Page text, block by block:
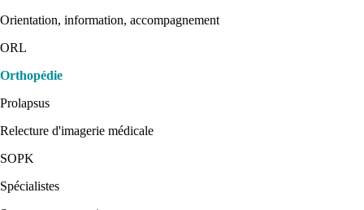
Orientation, information, accompagnement
ORL
Orthopédie
Prolapsus
Relecture d'imagerie médicale
SOPK
Spécialistes